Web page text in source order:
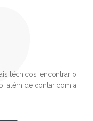
técnicos, encontrar o
além de contar com a